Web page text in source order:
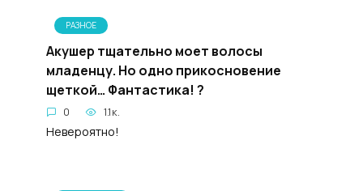
РАЗНОЕ
Акушер тщательно моет волосы
младенцу. Но одно прикосновение
щеткой… Фантастика! ?
0 1.1к.
Невероятно!